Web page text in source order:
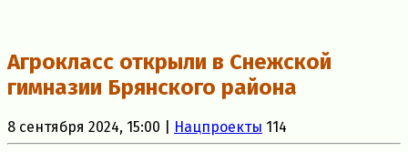
Агрокласс открыли в Снежской
гимназии Брянского района
8 сентября 2024, 15:00 | Нацпроекты 114